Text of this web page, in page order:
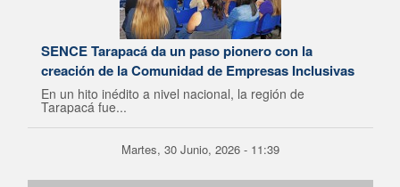
SENCE Tarapacá da un paso pionero con la
creación de la Comunidad de Empresas Inclusivas
En un hito inédito a nivel nacional, la región de
Tarapacá fue...
Martes, 30 Junio, 2026 - 11:39